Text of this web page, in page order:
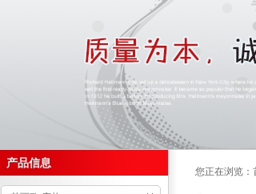
产品信息
您正在浏览：